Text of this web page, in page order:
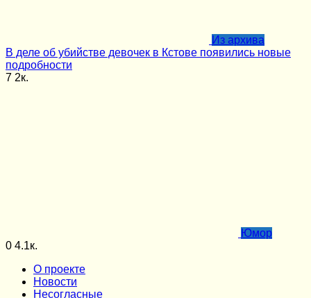
Из архива
В деле об убийстве девочек в Кстове появились новые
подробности
7 2к.
Юмор
0 4.1к.
О проекте
Новости
Несогласные